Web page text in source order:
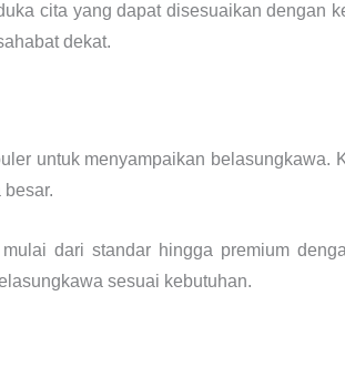
cita yang dapat disesuaikan dengan
dekat.
untuk menyampaikan belasungkawa.
dari standar hingga premium
sesuai kebutuhan.